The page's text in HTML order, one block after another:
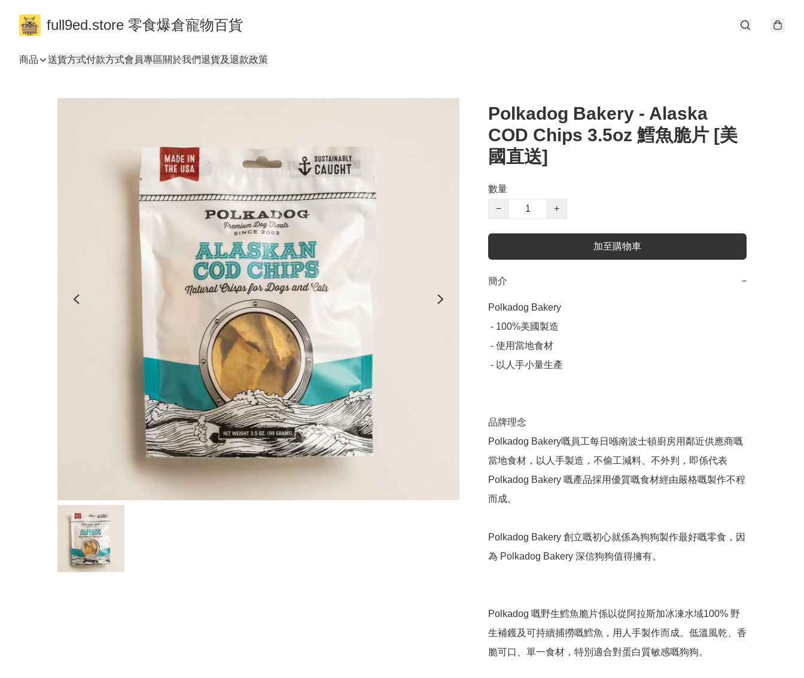
full9ed.store 零食爆倉寵物百貨
商品 送貨方式付款方式會員專區關於我們退貨及退款政策
Polkadog Bakery - Alaska
COD Chips 3.5oz 鱈魚脆片 [美
國直送]
數量
−
+
加至購物車
簡介 −
Polkadog Bakery
品牌理念
Polkadog Bakery嘅員工每日喺南波士頓廚房用鄰近供應商嘅
當地食材，以人手製造，不偷工減料、不外判，即係代表
Polkadog Bakery 嘅產品採用優質嘅食材經由嚴格嘅製作不程
而成。
Polkadog Bakery 創立嘅初心就係為狗狗製作最好嘅零食，因
為 Polkadog Bakery 深信狗狗值得擁有。
Polkadog 嘅野生鱈魚脆片係以從阿拉斯加冰凍水域100% 野
生補鑊及可持續捕撈嘅鱈魚，用人手製作而成。低溫風乾、香
脆可口、單一食材，特別適合對蛋白質敏感嘅狗狗。